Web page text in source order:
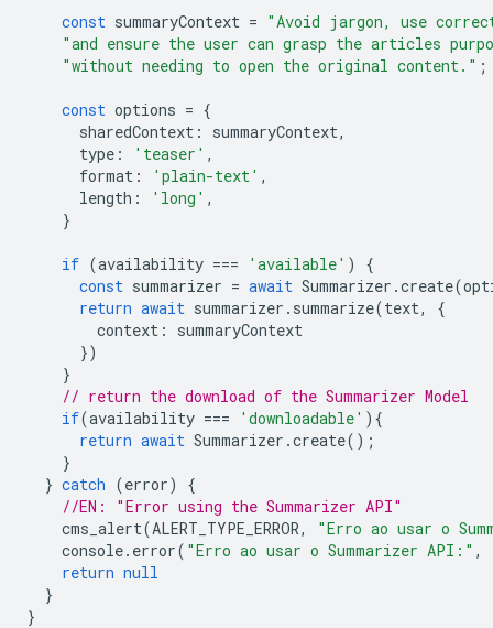
const summaryContext = "Avoid jargon, use
"and ensure the user can grasp the articles
"without needing to open the original content." ;
const options = {
sharedContext : summaryContext,
type : 'teaser' ,
format : 'plain-text' ,
length : 'long' ,
}
if (availability === 'available' )
{
const summarizer = await Summarizer .create(
return await summarizer . summarize(text,
{
context :
summaryContext
})
}
// return the download of the Summarizer Model
if(availability === 'downloadable' ){
return await Summarizer .create();
}
} catch (error)
{
//EN: "Error using the Summarizer API"
cms_alert(ALERT_TYPE_ERROR,
"Erro ao usar o
console. error( "Erro ao usar o Summarizer API:" ,
return null
}
}